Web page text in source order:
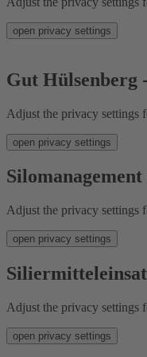
open privacy settings
Gut Hülsenberg
Adjust the privacy settings
open privacy settings
Adjust the privacy settings
open privacy settings
Adjust the privacy settings
open privacy settings